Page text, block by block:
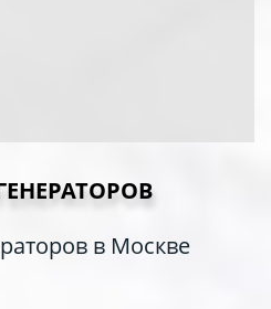
в Москве